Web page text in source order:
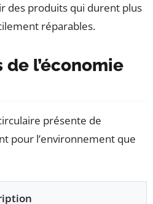
des produits qui durent plus
réparables.
de l’économie
présente de
pour l’environnement que